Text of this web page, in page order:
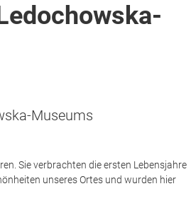
Museums
Sie verbrachten die ersten Lebensjahre
unseres Ortes und wurden hier